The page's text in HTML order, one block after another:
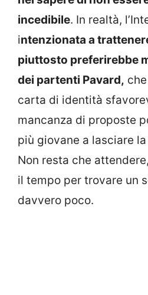
incedibile. In realtà,
intenzionata a
piuttosto preferirebbe
dei partenti Pavard,
carta di identità
mancanza di proposte
più giovane a lasciare
Non resta che
il tempo per trovare un
davvero poco.